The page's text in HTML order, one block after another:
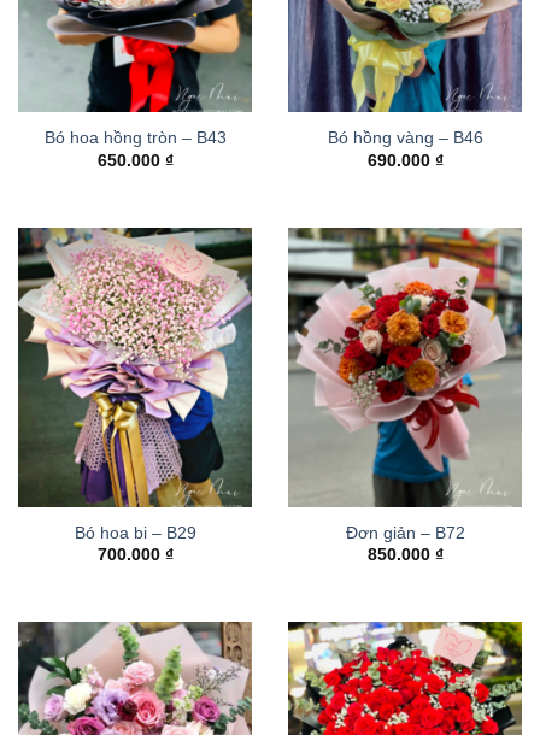
Bó hoa hồng tròn – B43
650.000 ₫
Bó hồng vàng – B46
690.000 ₫
Bó hoa bi – B29
700.000 ₫
Đơn giản – B72
850.000 ₫